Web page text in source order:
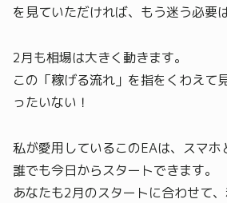
を見ていただければ、もう迷う必要
2月も相場は大きく動きます。
この「稼げる流れ」を指をくわえて
ったいない！
私が愛用しているこのEAは、スマ
誰でも今日からスタートできます。
あなたも2月のスタートに合わせて